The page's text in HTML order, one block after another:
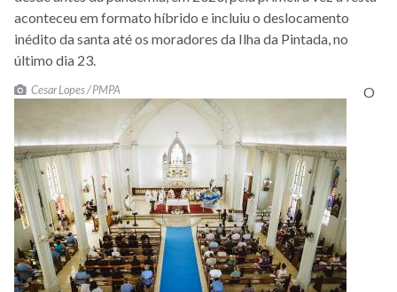
aconteceu em formato híbrido e incluiu o deslocamento
inédito da santa até os moradores da Ilha da Pintada, no
último dia 23.
Cesar Lopes / PMPA O